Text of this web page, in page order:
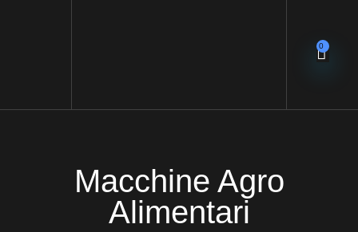
0
Macchine Agro
Alimentari